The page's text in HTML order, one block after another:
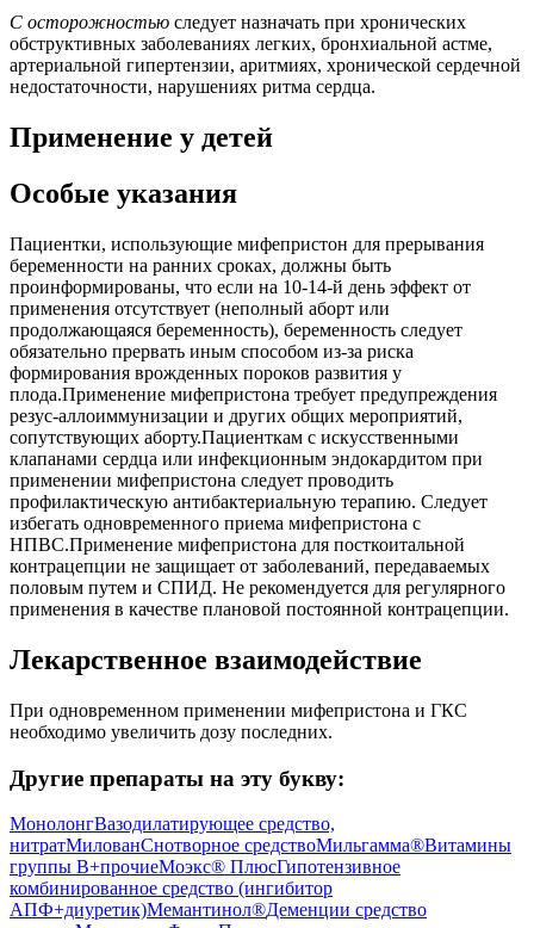
С осторожностью следует назначать при хронических
обструктивных заболеваниях легких, бронхиальной астме,
артериальной гипертензии, аритмиях, хронической сердечной
недостаточности, нарушениях ритма сердца.
Применение у детей
Особые указания
Пациентки, использующие мифепристон для прерывания
беременности на ранних сроках, должны быть
проинформированы, что если на 10-14-й день эффект от
применения отсутствует (неполный аборт или
продолжающаяся беременность), беременность следует
обязательно прервать иным способом из-за риска
формирования врожденных пороков развития у
плода.Применение мифепристона требует предупреждения
резус-аллоиммунизации и других общих мероприятий,
сопутствующих аборту.Пациенткам с искусственными
клапанами сердца или инфекционным эндокардитом при
применении мифепристона следует проводить
профилактическую антибактериальную терапию. Следует
избегать одновременного приема мифепристона с
НПВС.Применение мифепристона для посткоитальной
контрацепции не защищает от заболеваний, передаваемых
половым путем и СПИД. Не рекомендуется для регулярного
применения в качестве плановой постоянной контрацепции.
Лекарственное взаимодействие
При одновременном применении мифепристона и ГКС
необходимо увеличить дозу последних.
Другие препараты на эту букву:
МонолонгВазодилатирующее средство,
нитратМилованСнотворное средствоМильгамма®Витамины
группы B+прочиеМоэкс® ПлюсГипотензивное
комбинированное средство (ингибитор
АПФ+диуретик)Мемантинол®Деменции средство